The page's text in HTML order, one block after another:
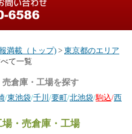
満載（トップ) > 東京都のエリア
て一覧
倉庫・工場を探す
/東池袋/千川/要町/北池袋/駒込/西
・売倉庫・工場